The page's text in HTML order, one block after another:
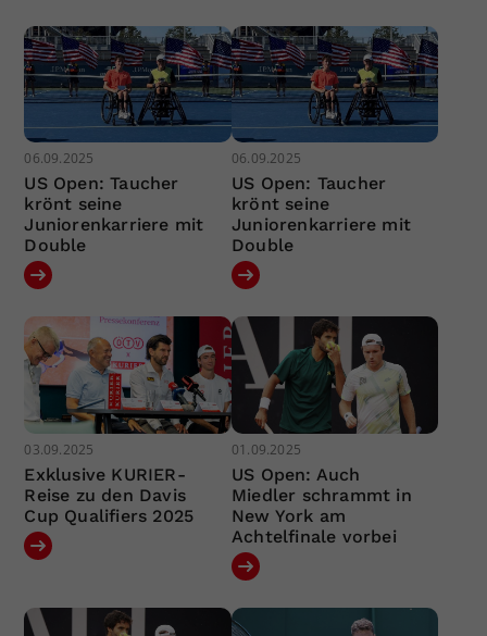
06.09.2025
US Open: Taucher
krönt seine
Juniorenkarriere mit
Double
06.09.2025
US Open: Taucher
krönt seine
Juniorenkarriere mit
Double
03.09.2025
Exklusive KURIER-
Reise zu den Davis
Cup Qualifiers 2025
01.09.2025
US Open: Auch
Miedler schrammt in
New York am
Achtelfinale vorbei